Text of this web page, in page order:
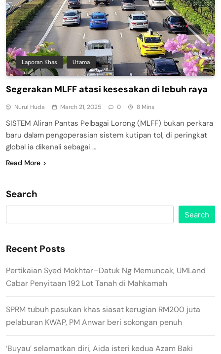
Laporan Khas Utama
Segerakan MLFF atasi kesesakan di lebuh raya
Nurul Huda March 21, 2025 0 8 Mins
SISTEM Aliran Pantas Pelbagai Lorong (MLFF) bukan perkara
baru dalam pengoperasian sistem kutipan tol, di peringkat
global ia dikenali sebagai …
Read More
Search
Search
Recent Posts
Pertikaian Syed Mokhtar–Datuk Ng Memuncak, UMLand
Cabar Penyitaan 192 Lot Tanah di Mahkamah
SPRM tubuh pasukan khas siasat kerugian RM200 juta
pelaburan KWAP, PM Anwar beri sokongan penuh
‘Buyau’ selamatkan diri, Aida isteri kedua Azam Baki